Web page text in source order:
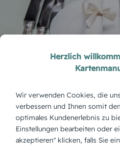
Tischkarten zur
Ihrer Fantasie freien
Mit eigenen Fotos oder
Herzlich
Wir verwenden Cookies, die
verbessern und Ihnen somit
optimales Kundenerlebnis zu
Einstellungen bearbeiten oder
akzeptieren" klicken, falls Sie